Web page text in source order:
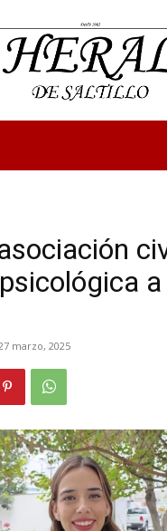
marzo, 2025